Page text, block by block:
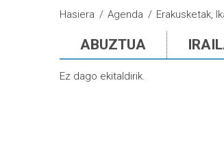
Hasiera Agenda Erakusketak,
ABUZTUA
Ez dago ekitaldirik.